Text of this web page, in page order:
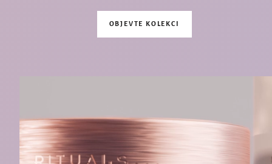
OBJEVTE KOLEKCI